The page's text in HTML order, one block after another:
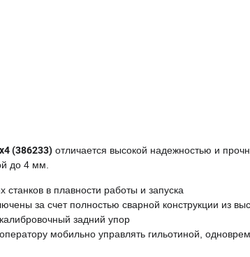
(386233) отличается высокой надежностью и
до 4 мм.
в плавности работы и запуска
за счет полностью сварной конструкции из
задний упор
мобильно управлять гильотиной,